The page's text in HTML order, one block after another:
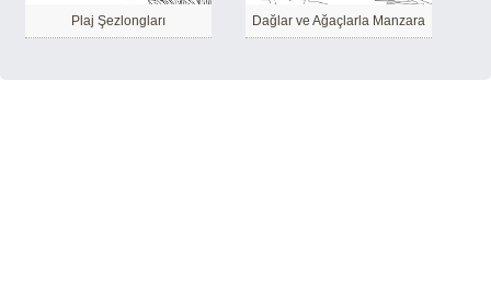
Plaj Şezlongları Dağlar ve Ağaçlarla Manzara